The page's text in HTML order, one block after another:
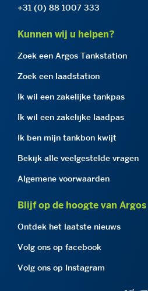
+31 (0) 88 1007 333
Kunnen wij u helpen?
Zoek een Argos Tankstation
Zoek een laadstation
Ik wil een zakelijke tankpas
Ik wil een zakelijke laadpas
Ik ben mijn tankbon kwijt
Bekijk alle veelgestelde vragen
Algemene voorwaarden
Blijf op de hoogte van Argos
Ontdek het laatste nieuws
Volg ons op facebook
Volg ons op Instagram